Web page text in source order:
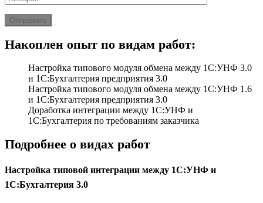
Отправить
Накоплен опыт по видам работ:
Настройка типового модуля обмена между 1С:УНФ 3.0
и 1С:Бухгалтерия предприятия 3.0
Настройка типового модуля обмена между 1С:УНФ 1.6
и 1С:Бухгалтерия предприятия 3.0
Доработка интеграции между 1С:УНФ и
1С:Бухгалтерия по требованиям заказчика
Подробнее о видах работ
Настройка типовой интеграции между 1С:УНФ и
1С:Бухгалтерия 3.0